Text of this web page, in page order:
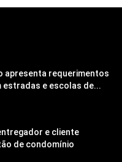
apresenta requerimentos
estradas e escolas de...
e cliente
de condomínio